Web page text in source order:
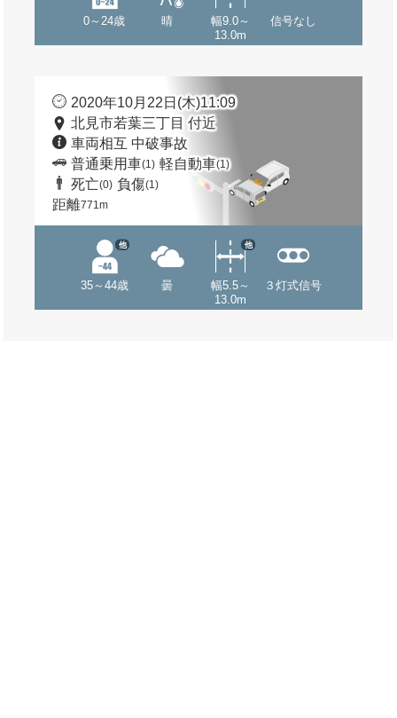
0～24歳 晴
幅9.0～
13.0m
信号なし
2020年10月22日(木)11:09
北見市若葉三丁目 付近
車両相互 中破事故
普通乗用車(1) 軽自動車(1)
死亡(0) 負傷(1)
距離771m
35～44歳
他
曇
幅5.5～
13.0m
他
３灯式信号